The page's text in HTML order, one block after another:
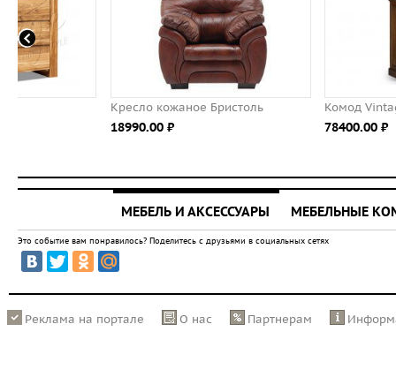
Кресло кожаное Бристоль Комод Vintage
МЕБЕЛЬ И АКСЕССУАРЫ МЕБЕЛЬНЫЕ
Это событие вам понравилось? Поделитесь с друзьями в социальных сетях
Реклама на портале О нас Партнерам